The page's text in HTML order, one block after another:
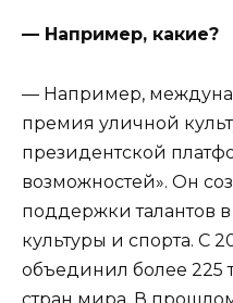
— Например, какие?
— Например,
премия уличной
президентской
возможностей». Он
поддержки талантов
культуры и спорта. С
объединил более 225
стран мира. В